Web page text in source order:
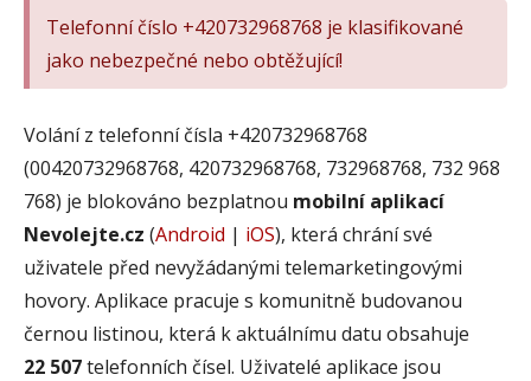
Telefonní číslo +420732968768 je klasifikované
jako nebezpečné nebo obtěžující!
Volání z telefonní čísla +420732968768
(00420732968768, 420732968768, 732968768, 732 968
768) je blokováno bezplatnou mobilní aplikací
Nevolejte.cz (Android | iOS), která chrání své
uživatele před nevyžádanými telemarketingovými
hovory. Aplikace pracuje s komunitně budovanou
černou listinou, která k aktuálnímu datu obsahuje
22 507telefonních čísel. Uživatelé aplikace jsou